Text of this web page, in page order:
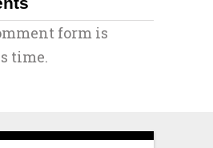
form is
time.